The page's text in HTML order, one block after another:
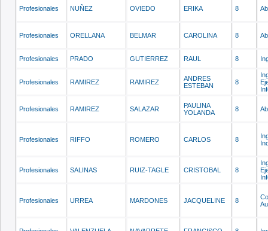
Profesionales NUÑEZ OVIEDO ERIKA 8
Profesionales ORELLANA BELMAR CAROLINA 8
Profesionales PRADO GUTIERREZ RAUL 8
Profesionales RAMIREZ RAMIREZ
ANDRES
ESTEBAN
8
Profesionales RAMIREZ SALAZAR
PAULINA
YOLANDA
8
Profesionales RIFFO ROMERO CARLOS 8
Profesionales SALINAS RUIZ-TAGLE CRISTOBAL 8
Profesionales URREA MARDONES JACQUELINE 8